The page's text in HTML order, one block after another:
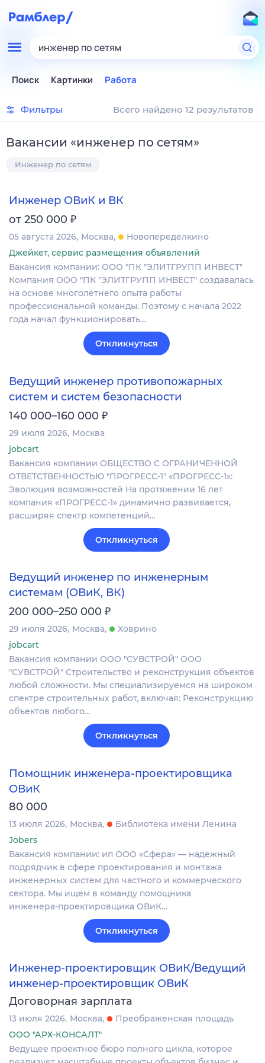
инженер по сетям
Поиск Картинки Работа
Фильтры Всего найдено 12 результатов
Вакансии «инженер по сетям»
Инженер по сетям
Инженер ОВиК и ВК
от 250 000 ₽
05 августа 2026 Москва
Новопеределкино
Джейкет, сервис размещения объявлений
Вакансия компании: ООО "ПК "ЭЛИТГРУПП ИНВЕСТ"
Компания ООО "ПК "ЭЛИТГРУПП ИНВЕСТ" создавалась
на основе многолетнего опыта работы
профессиональной команды. Поэтому с начала 2022
года начал функционировать…
Откликнуться
Ведущий инженер противопожарных
систем и систем безопасности
140 000–160 000 ₽
29 июля 2026 Москва
jobcart
Вакансия компании ОБЩЕСТВО С ОГРАНИЧЕННОЙ
ОТВЕТСТВЕННОСТЬЮ "ПРОГРЕСС-1" «ПРОГРЕСС-1»:
Эволюция возможностей На протяжении 16 лет
компания «ПРОГРЕСС-1» динамично развивается,
расширяя спектр компетенций…
Откликнуться
Ведущий инженер по инженерным
системам (ОВиК, ВК)
200 000–250 000 ₽
29 июля 2026 Москва
Ховрино
jobcart
Вакансия компании ООО "СУВСТРОЙ" ООО
"СУВСТРОЙ" Строительство и реконструкция объектов
любой сложности. Мы специализируемся на широком
спектре строительных работ, включая: Реконструкцию
объектов любого…
Откликнуться
Помощник инженера-проектировщика
ОВиК
80 000
13 июля 2026 Москва
Библиотека имени Ленина
Jobers
Вакансия компании: ип ООО «Сфера» — надёжный
подрядчик в сфере проектирования и монтажа
инженерных систем для частного и коммерческого
сектора. Мы ищем в команду помощника
инженера‑проектировщика ОВиК…
Откликнуться
Инженер-проектировщик ОВиК/Ведущий
инженер-проектировщик ОВиК
Договорная зарплата
13 июля 2026 Москва
Преображенская площадь
ООО "АРХ-КОНСАЛТ"
Ведущее проектное бюро полного цикла, которое